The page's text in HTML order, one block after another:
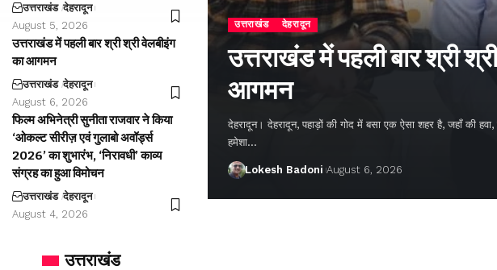
उत्तराखंड देहरादून
August 5, 2026
उत्तराखंड में पहली बार श्री श्री वेलबीइंग
का आगमन
उत्तराखंड देहरादून
August 6, 2026
फिल्म अभिनेत्री सुनीता राजवार ने किया
‘ओकल्ट सीरीज़ एवं गुलाबो अवॉर्ड्स
2026’ का शुभारंभ, ‘निरावधी’ काव्य
संग्रह का हुआ विमोचन
उत्तराखंड देहरादून
August 4, 2026
उत्तराखंड देहरादून
उत्तराखंड में पहली बार श्री
आगमन
देहरादून। देहरादून, पहाड़ों की गोद में बसा एक ऐसा शहर है, जहाँ की
हमेशा…
Lokesh Badoni August 6, 2026
उत्तराखंड